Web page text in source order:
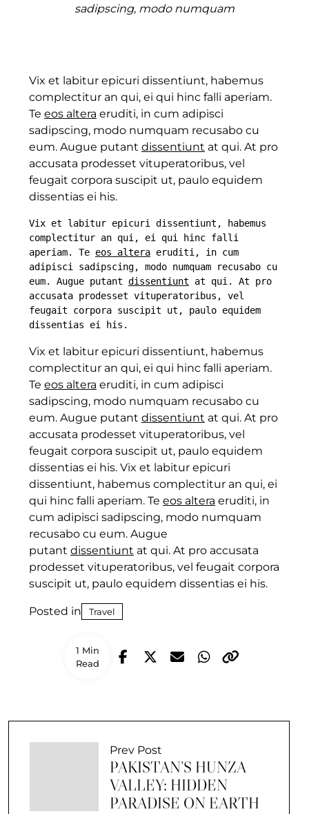
1 Min
Read
sadipscing, modo numquam
Vix et labitur epicuri dissentiunt, habemus
complectitur an qui, ei qui hinc falli aperiam.
Te eos altera eruditi, in cum adipisci
sadipscing, modo numquam recusabo cu
eum. Augue putant dissentiunt at qui. At pro
accusata prodesset vituperatoribus, vel
feugait corpora suscipit ut, paulo equidem
dissentias ei his.
Vix et labitur epicuri dissentiunt, habemus
complectitur an qui, ei qui hinc falli
aperiam. Te eos altera eruditi, in cum
adipisci sadipscing, modo numquam recusabo cu
eum. Augue putant dissentiunt at qui. At pro
accusata prodesset vituperatoribus, vel
feugait corpora suscipit ut, paulo equidem
dissentias ei his.
Vix et labitur epicuri dissentiunt, habemus
complectitur an qui, ei qui hinc falli aperiam.
Te eos altera eruditi, in cum adipisci
sadipscing, modo numquam recusabo cu
eum. Augue putant dissentiunt at qui. At pro
accusata prodesset vituperatoribus, vel
feugait corpora suscipit ut, paulo equidem
dissentias ei his. Vix et labitur epicuri
dissentiunt, habemus complectitur an qui, ei
qui hinc falli aperiam. Te eos altera eruditi, in
cum adipisci sadipscing, modo numquam
recusabo cu eum. Augue
putant dissentiunt at qui. At pro accusata
prodesset vituperatoribus, vel feugait corpora
suscipit ut, paulo equidem dissentias ei his.
Posted in Travel
Prev Post
PAKISTAN’S HUNZA
VALLEY: HIDDEN
PARADISE ON EARTH